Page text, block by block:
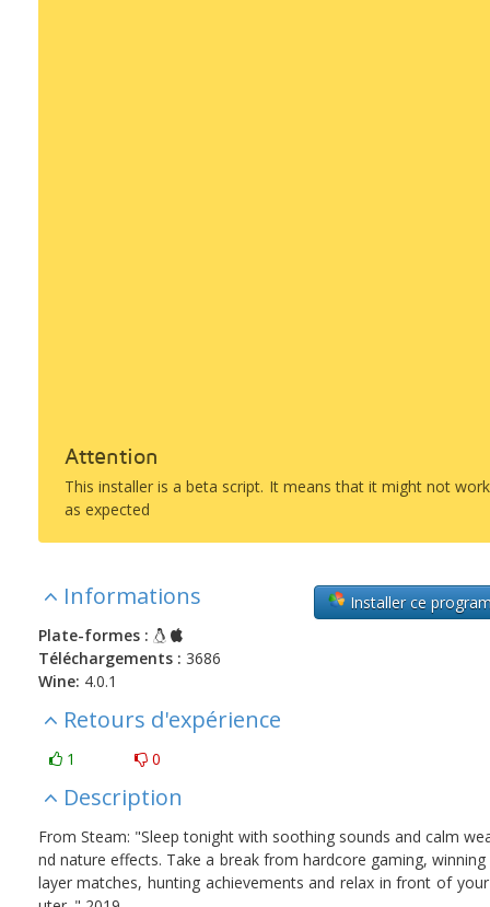
Attention
This installer is a beta script. It means that it might not work
as expected
Installer ce
Informations
Plate-formes :
Téléchargements : 3686
Wine: 4.0.1
Retours d'expérience
1 0
Description
From Steam: "Sleep tonight with soothing sounds and calm
nd nature effects. Take a break from hardcore gaming,
layer matches, hunting achievements and relax in front of